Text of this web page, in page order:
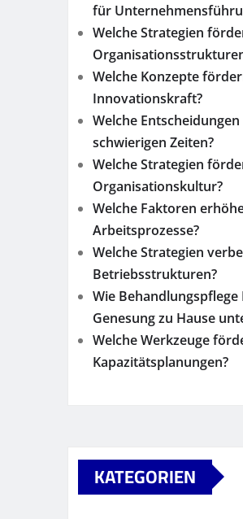
für
Welche Strategien
Welche Konzepte
Innovationskraft?
Welche
schwierigen Zeiten?
Welche Strategien
Organisationskultur?
Welche Faktoren
Arbeitsprozesse?
Welche Strategien
Betriebsstrukturen?
Wie
Genesung zu Hause
Welche Werkzeuge
Kapazitätsplanungen?
KATEGORIEN